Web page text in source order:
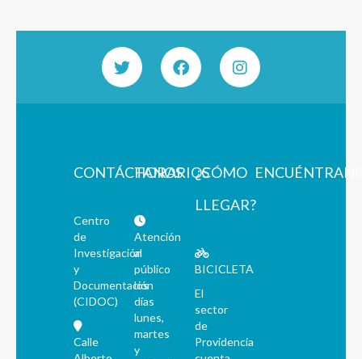
CONTÁCTANOS
Centro
de
Investigación
y
Documentación
(CIDOC)
Calle
HORARIOS
Atención
al
público
los
días
lunes,
martes
y
¿CÓMO
LLEGAR?
BICICLETA
El
sector
de
Providencia